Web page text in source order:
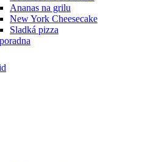
Ananas na grilu
New York Cheesecake
Sladká pizza